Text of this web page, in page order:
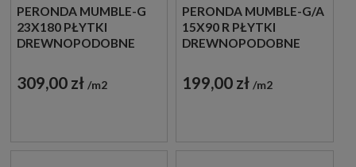
PERONDA MUMBLE-G
23X180 PŁYTKI
DREWNOPODOBNE
309,00 zł m2
PERONDA MUMBLE-G/A
15X90 R PŁYTKI
DREWNOPODOBNE
199,00 zł m2